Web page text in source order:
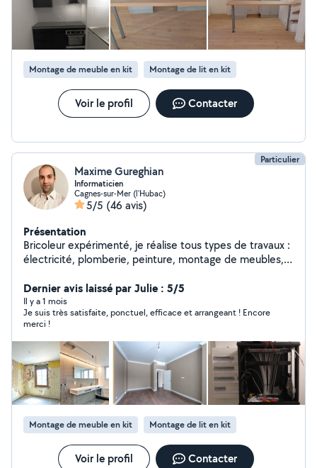
Montage de meuble en kit Montage de lit en kit
Voir le profil Contacter
Particulier
Maxime Gureghian
Informaticien
Cagnes-sur-Mer (l'Hubac)
5/5 (46 avis)
Présentation
Bricoleur expérimenté, je réalise tous types de travaux :
électricité, plomberie, peinture, montage de meubles,
prestations de qualité. N'hésitez pas à me contacter
pour vos besoins !
Dernier avis laissé par Julie : 5/5
Il y a 1 mois
Je suis très satisfaite, ponctuel, efficace et arrangeant ! Encore
merci !
Montage de meuble en kit Montage de lit en kit
Voir le profil Contacter